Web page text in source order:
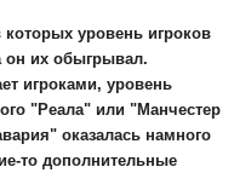
уровень игроков
их обыгрывал.
игроками, уровень
"Реала" или "Манчестер
оказалась намного
то дополнительные